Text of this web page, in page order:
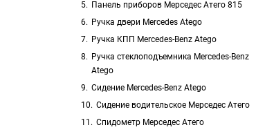
Панель приборов Мерседес Атего 815
Ручка двери Mercedes Atego
Ручка КПП Mercedes-Benz Atego
Ручка стеклоподъемника Mercedes-Benz
Atego
Сидение Mercedes-Benz Atego
Сидение водительское Мерседес Атего
Спидометр Мерседес Атего